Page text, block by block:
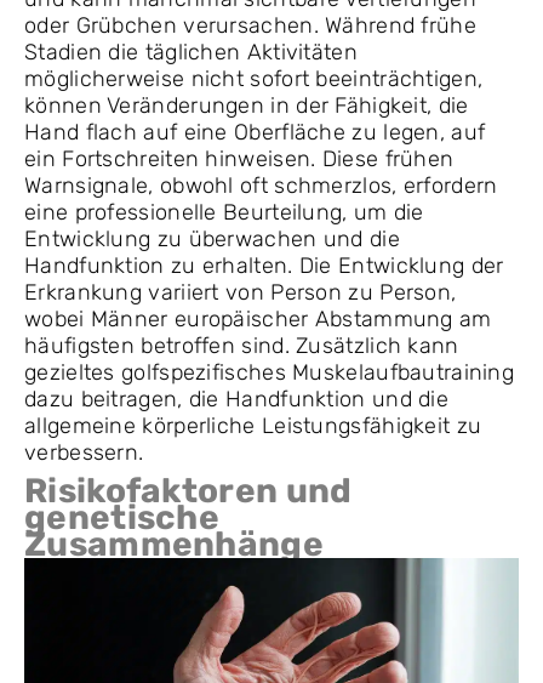
oder Grübchen verursachen. Während frühe
Stadien die täglichen Aktivitäten
möglicherweise nicht sofort beeinträchtigen,
können Veränderungen in der Fähigkeit, die
Hand flach auf eine Oberfläche zu legen, auf
ein Fortschreiten hinweisen. Diese frühen
Warnsignale, obwohl oft schmerzlos, erfordern
eine professionelle Beurteilung, um die
Entwicklung zu überwachen und die
Handfunktion zu erhalten. Die Entwicklung der
Erkrankung variiert von Person zu Person,
wobei Männer europäischer Abstammung am
häufigsten betroffen sind. Zusätzlich kann
gezieltes golfspezifisches Muskelaufbautraining
dazu beitragen, die Handfunktion und die
allgemeine körperliche Leistungsfähigkeit zu
verbessern.
Risikofaktoren und
genetische
Zusammenhänge